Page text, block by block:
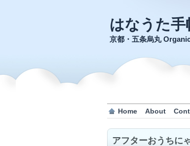
はなうた手
京都・五条烏丸
Home About
アフターおうちに